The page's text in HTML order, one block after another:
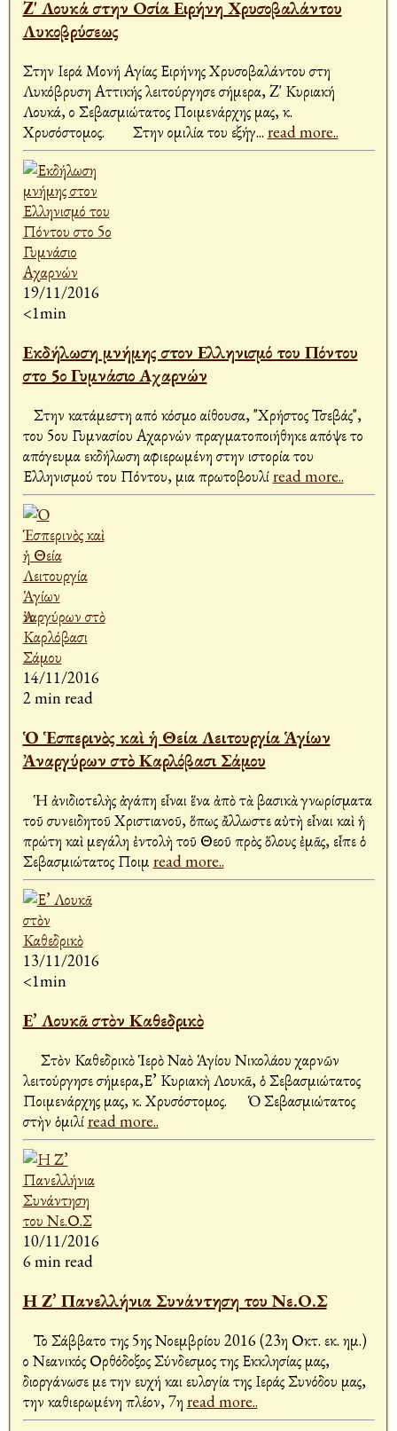
Z' Λουκά στην Οσία Ειρήνη Χρυσοβαλάντου
Λυκοβρύσεως
Στην Ιερά Μονή Αγίας Ειρήνης Χρυσοβαλάντου στη
Λυκόβρυση Αττικής λειτούργησε σήμερα, Z' Κυριακή
Λουκά, ο Σεβασμιώτατος Ποιμενάρχης μας, κ.
Χρυσόστομος. Στην ομιλία του εξήγ... read more..
19/11/2016
<1min
Εκδήλωση μνήμης στον Ελληνισμό του Πόντου
στο 5ο Γυμνάσιο Αχαρνών
Στην κατάμεστη από κόσμο αίθουσα, "Χρήστος Τσεβάς",
του 5ου Γυμνασίου Αχαρνών πραγματοποιήθηκε απόψε το
απόγευμα εκδήλωση αφιερωμένη στην ιστορία του
Ελληνισμού του Πόντου, μια πρωτοβουλίread more..
14/11/2016
2 min read
Ὁ Ἑσπερινὸς καὶ ἡ Θεία Λειτουργία Ἁγίων
Ἀναργύρων στὸ Καρλόβασι Σάμου
Ἡ ἀνιδιοτελὴς ἀγάπη εἶναι ἕνα ἀπὸ τὰ βασικὰ γνωρίσματα
τοῦ συνειδητοῦ Χριστιανοῦ, ὅπως ἄλλωστε αὐτὴ εἶναι καὶ ἡ
πρώτη καὶ μεγάλη ἐντολὴ τοῦ Θεοῦ πρὸς ὅλους ἐμᾶς, εἶπε ὁ
Σεβασμιώτατος Ποιμ read more..
13/11/2016
<1min
Ε’ Λουκᾶ στὸν Καθεδρικὸ
Στὸν Καθεδρικὸ Ἱερὸ Ναὸ Ἁγίου Νικολάου Ἀχαρνῶν
λειτούργησε σήμερα,Ε’ Κυριακὴ Λουκᾶ, ὁ Σεβασμιώτατος
Ποιμενάρχης μας, κ. Χρυσόστομος. Ὁ Σεβασμιώτατος
στὴν ὁμιλίread more..
10/11/2016
6 min read
Η Ζ’ Πανελλήνια Συνάντηση του Νε.Ο.Σ
Το Σάββατο της 5ης Νοεμβρίου 2016 (23η Οκτ. εκ. ημ.)
ο Νεανικός Ορθόδοξος Σύνδεσμος της Εκκλησίας μας,
διοργάνωσε με την ευχή και ευλογία της Ιεράς Συνόδου μας,
την καθιερωμένη πλέον, 7η read more..